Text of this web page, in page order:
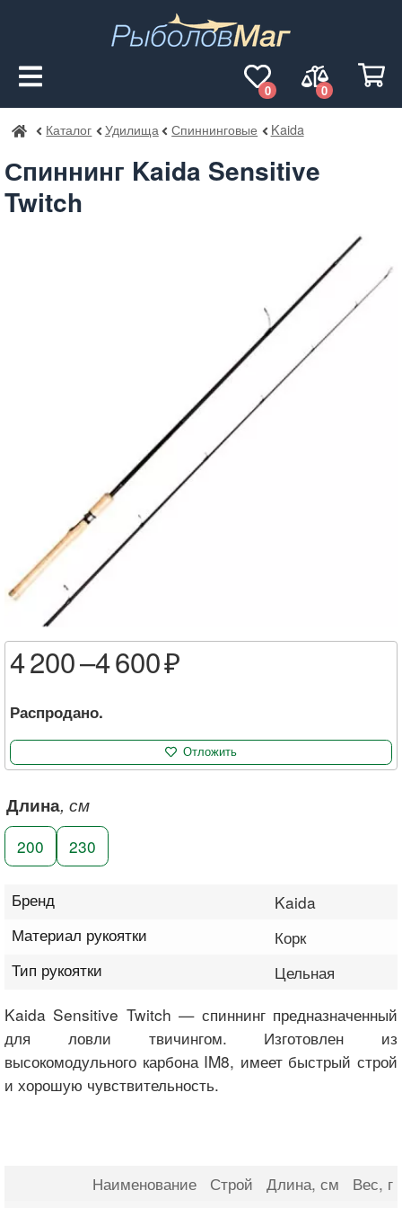
0
0
РыболовМаг
Каталог Удилища Спиннинговые Kaida
Спиннинг Kaida Sensitive
Twitch
Длина, см
200 230
Бренд
Kaida
Материал рукоятки
Корк
Тип рукоятки
Цельная
4 200 –4 600
Распродано.
Отложить
Kaida Sensitive Twitch — спиннинг предназначенный
для ловли твичингом. Изготовлен из
высокомодульного карбона IM8, имеет быстрый строй
и хорошую чувствительность.
Наименование Строй Длина, см Вес, г